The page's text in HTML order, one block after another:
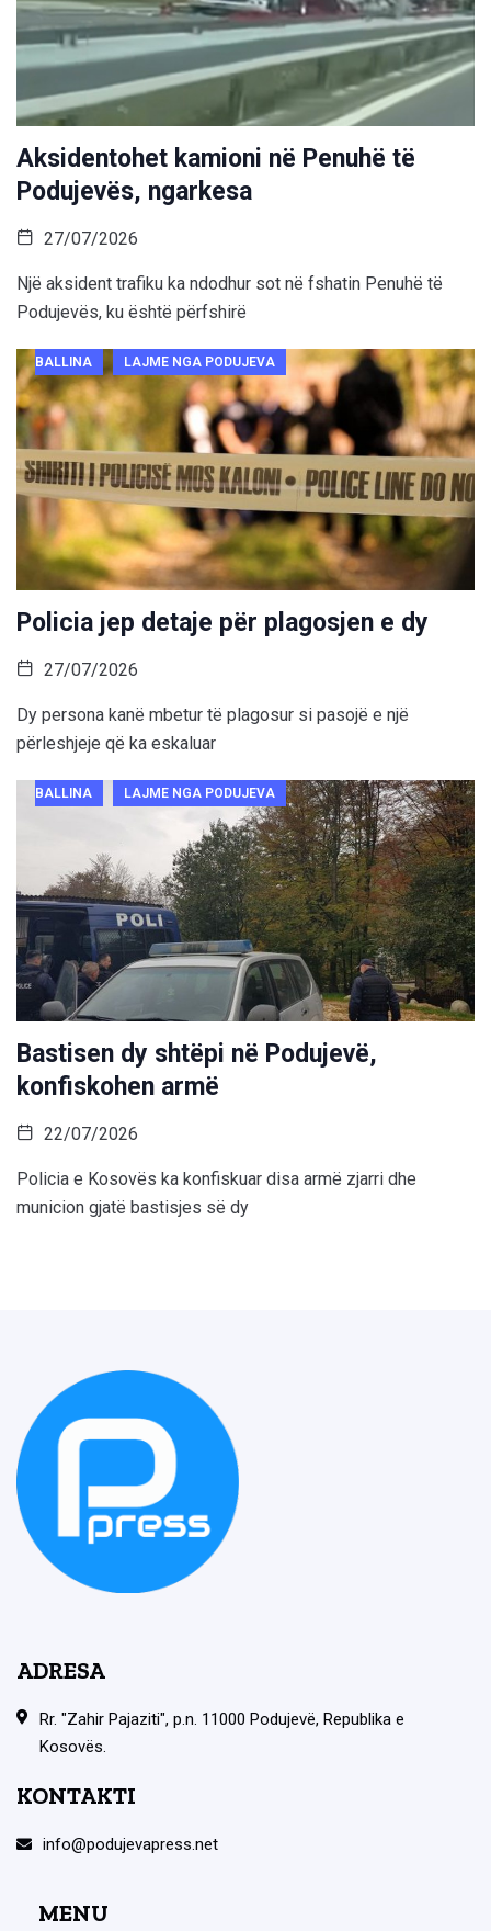
Aksidentohet kamioni në Penuhë të
Podujevës, ngarkesa
27/07/2026
Një aksident trafiku ka ndodhur sot në fshatin Penuhë të
Podujevës, ku është përfshirë
BALLINA LAJME NGA PODUJEVA
Policia jep detaje për plagosjen e dy
27/07/2026
Dy persona kanë mbetur të plagosur si pasojë e një
përleshjeje që ka eskaluar
BALLINA LAJME NGA PODUJEVA
Bastisen dy shtëpi në Podujevë,
konfiskohen armë
22/07/2026
Policia e Kosovës ka konfiskuar disa armë zjarri dhe
municion gjatë bastisjes së dy
ADRESA
Rr. "Zahir Pajaziti", p.n. 11000 Podujevë, Republika e
Kosovës.
KONTAKTI
info@podujevapress.net
MENU